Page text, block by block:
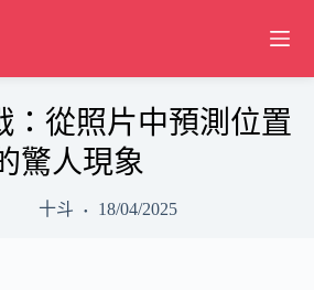
：從照片中預測位置
驚人現象
十斗 18/04/2025